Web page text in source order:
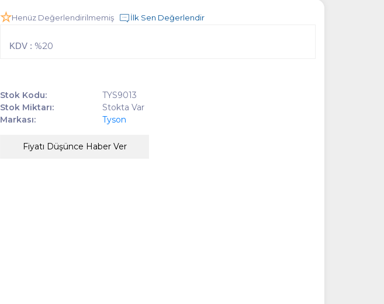
Henüz Değerlendirilmemiş İlk Sen Değerlendir
KDV : %20
Stok Kodu:
TYS9013
Stok Miktarı:
Stokta Var
Markası:
Tyson
Fiyatı Düşünce Haber Ver